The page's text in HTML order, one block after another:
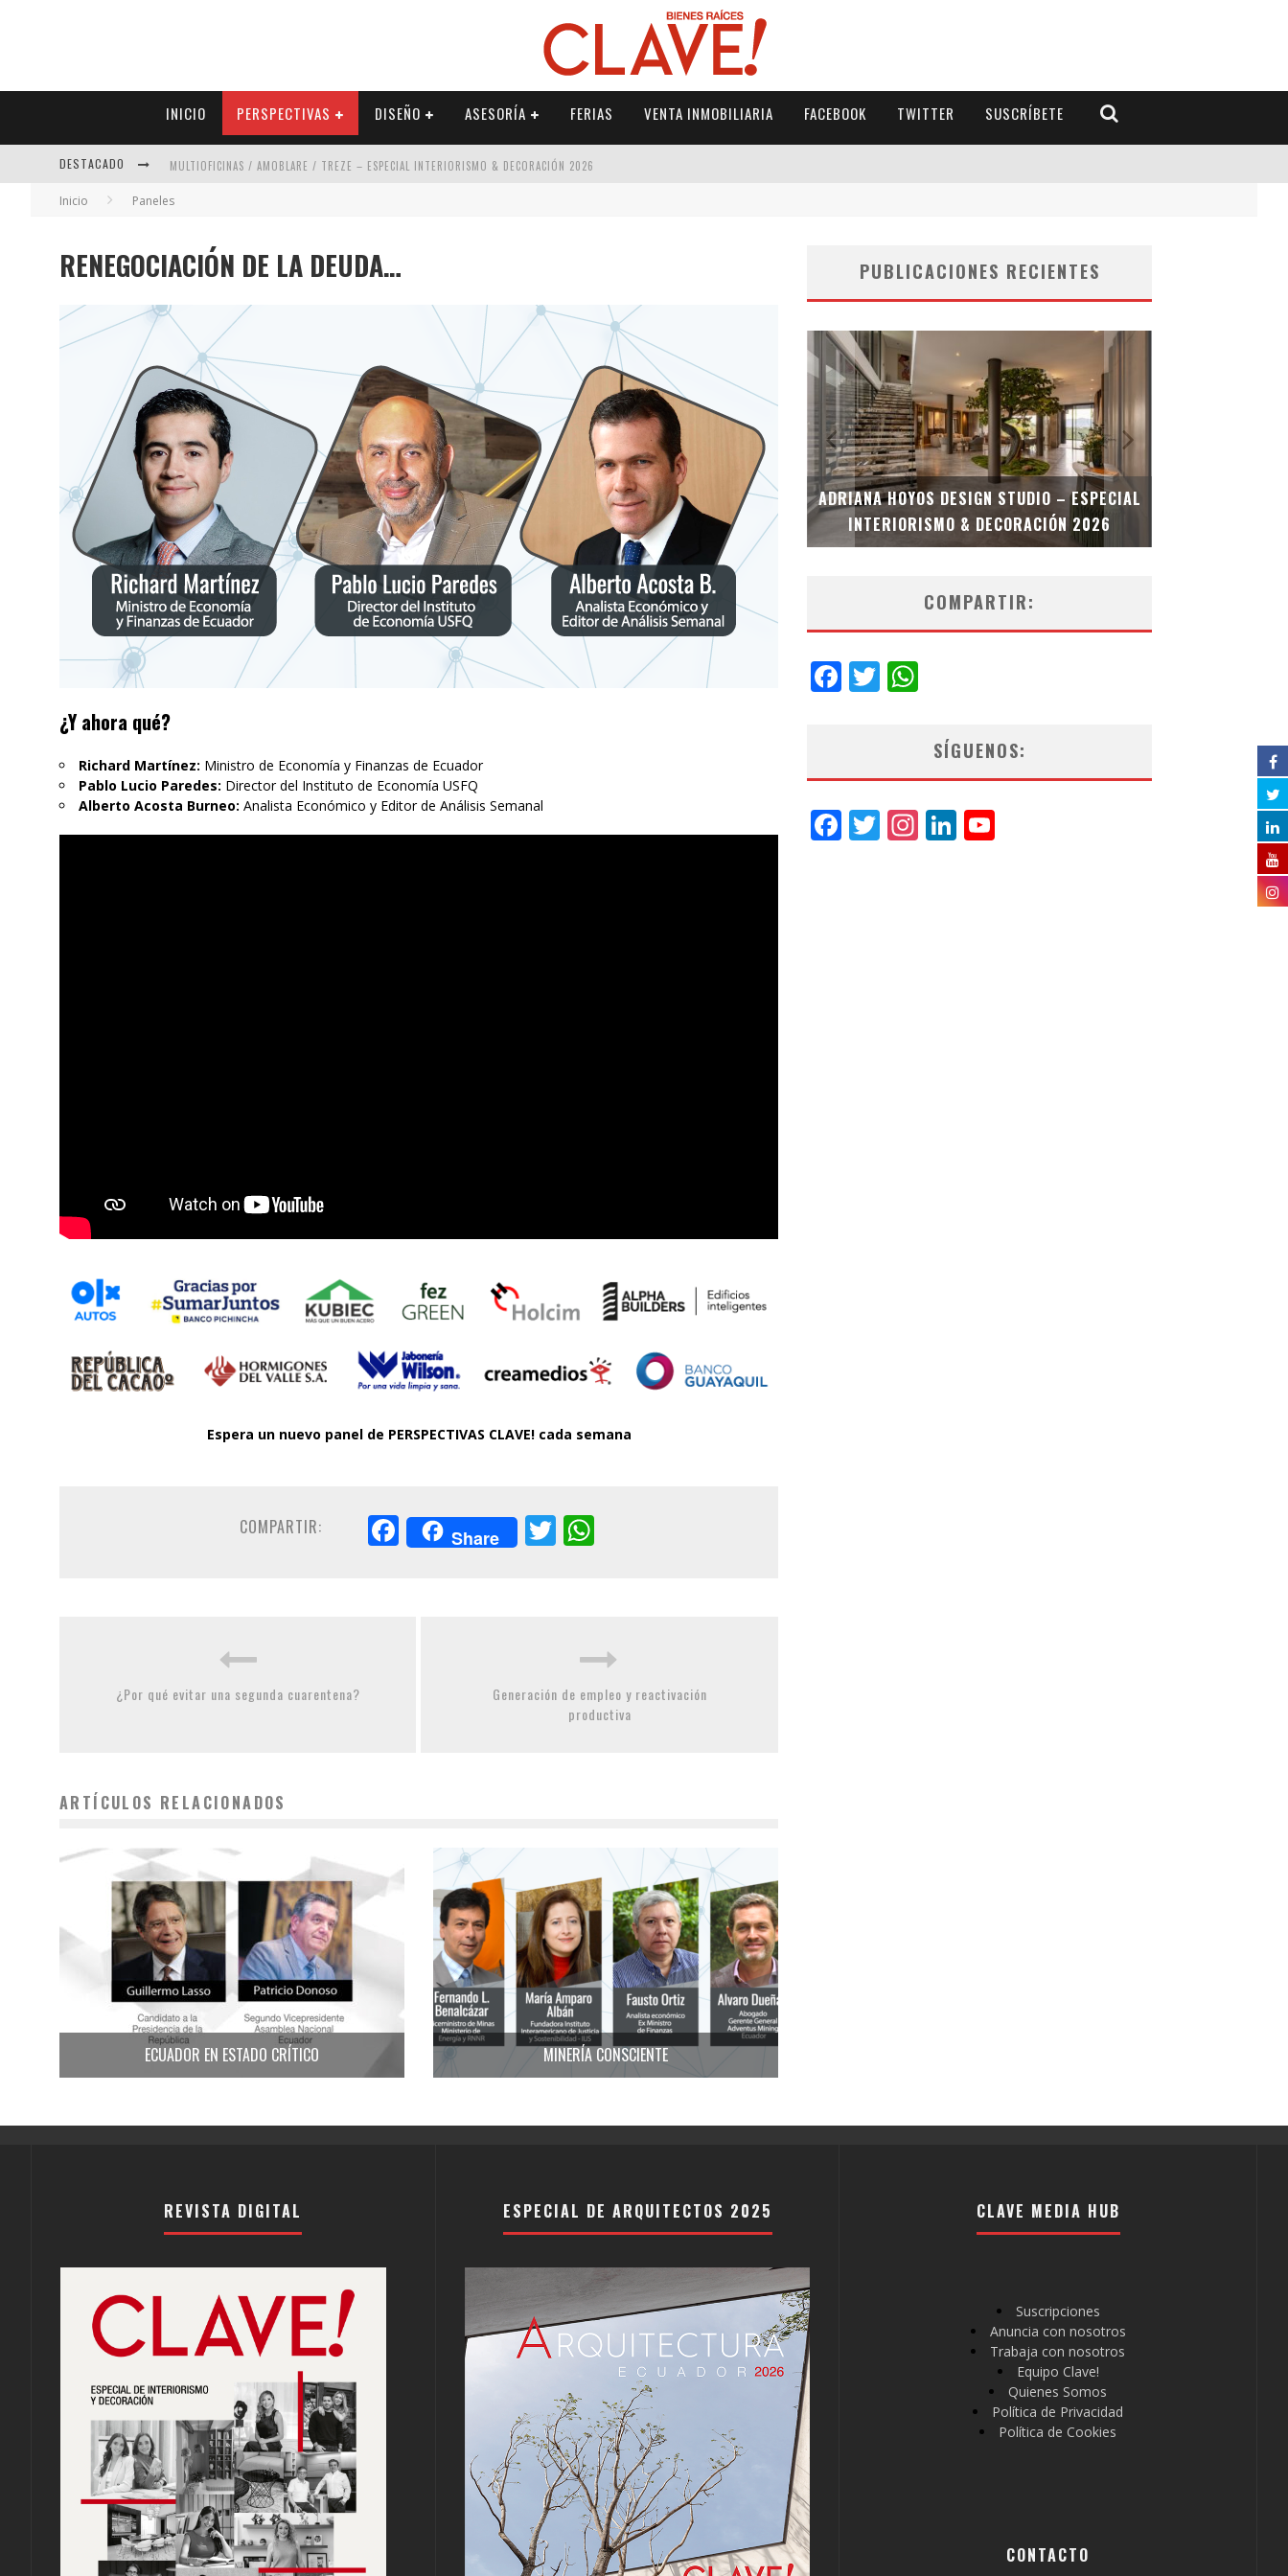
INICIO PERSPECTIVAS DISEÑO ASESORÍA FERIAS VENTA INMOBILIARIA FACEBOOK TWITTER SUSCRÍBETE
DESTACADO MULTIOFICINAS / AMOBLARE / TREZE – ESPECIAL INTERIORISMO & DECORACIÓN 2026
ABAD VERGARA ARQUITECTOS – ESPECIAL INTERIORISMO & DECORACIÓN 2026
COLINEAL – ESPECIAL INTERIORISMO & DECORACIÓN 2026
Inicio Paneles
RENEGOCIACIÓN DE LA DEUDA…
¿Y ahora qué?
Richard Martínez: Ministro de Economía y Finanzas de Ecuador
Pablo Lucio Paredes: Director del Instituto de Economía USFQ
Alberto Acosta Burneo: Analista Económico y Editor de Análisis Semanal
Espera un nuevo panel de PERSPECTIVAS CLAVE! cada semana
COMPARTIR: Facebook
Share Twitter
¿Por qué evitar una segunda cuarentena?
Generación de empleo y reactivación
productiva
ARTÍCULOS RELACIONADOS
ECUADOR EN ESTADO CRÍTICO MINERÍA CONSCIENTE
PUBLICACIONES RECIENTES
MUBB DESIGN STUDIO – ESPECIAL
INTERIORISMO & DECORACIÓN 2026
ADRIANA HOYOS DESIGN STUDIO – ESPECIAL
INTERIORISMO & DECORACIÓN 2026
COMPARTIR:
Facebook
Twitter
SÍGUENOS:
Facebook
Twitter
Instagram
LinkedIn
REVISTA DIGITAL ESPECIAL DE ARQUITECTOS 2025 CLAVE MEDIA HUB
Suscripciones
Anuncia con nosotros
Trabaja con nosotros
Equipo Clave!
Quienes Somos
Política de Privacidad
Política de Cookies
CONTACTO